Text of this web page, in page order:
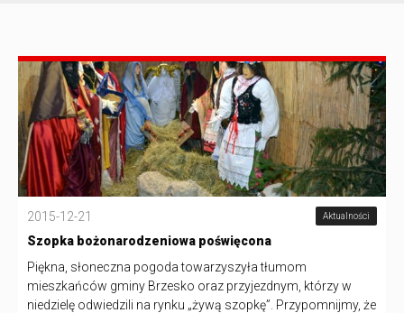
2015-12-21 Aktualności
Szopka bożonarodzeniowa poświęcona
Piękna, słoneczna pogoda towarzyszyła tłumom
mieszkańców gminy Brzesko oraz przyjezdnym, którzy w
niedzielę odwiedzili na rynku „żywą szopkę”. Przypomnijmy, że